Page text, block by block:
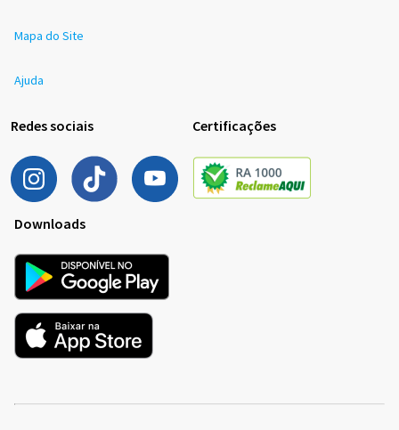
Mapa do Site
Ajuda
Redes sociais Certificações
Downloads